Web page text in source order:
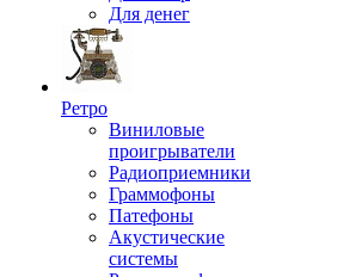
Для денег
Ретро
Виниловые
проигрыватели
Радиоприемники
Граммофоны
Патефоны
Акустические
системы